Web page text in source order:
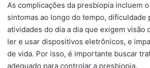
As complicações da presbiopia incluem
sintomas ao longo do tempo, dificuldade
atividades do dia a dia que exigem visão
ler e usar dispositivos eletrônicos, e
de vida. Por isso, é importante buscar
adequado para controlar a presbiopia.